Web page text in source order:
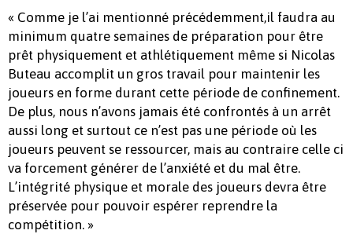
« Comme je l’ai mentionné précédemment,il faudra au
minimum quatre semaines de préparation pour être
prêt physiquement et athlétiquement même si Nicolas
Buteau accomplit un gros travail pour maintenir les
joueurs en forme durant cette période de confinement.
De plus, nous n’avons jamais été confrontés à un arrêt
aussi long et surtout ce n’est pas une période où les
joueurs peuvent se ressourcer, mais au contraire celle ci
va forcement générer de l’anxiété et du mal être.
L’intégrité physique et morale des joueurs devra être
préservée pour pouvoir espérer reprendre la
compétition. »